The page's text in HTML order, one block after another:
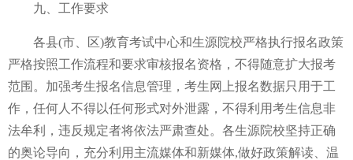
九、工作要求
各县(市、区)教育考试中心和生源院校严格执行报名政策
严格按照工作流程和要求审核报名资格，不得随意扩大报考
范围。加强考生报名信息管理，考生网上报名数据只用于工
作，任何人不得以任何形式对外泄露，不得利用考生信息非
法牟利，违反规定者将依法严肃查处。各生源院校坚持正确
的奥论导向，充分利用主流媒体和新媒体,做好政策解读、温